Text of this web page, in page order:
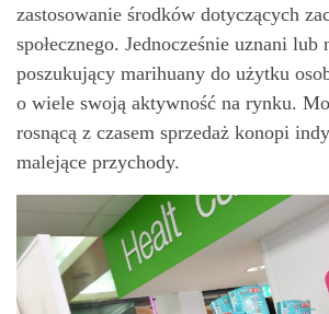
zastosowanie środków dotyczących
społecznego. Jednocześnie uznani
poszukujący marihuany do użytku
o wiele swoją aktywność na rynku.
rosnącą z czasem sprzedaż konopi
malejące przychody.